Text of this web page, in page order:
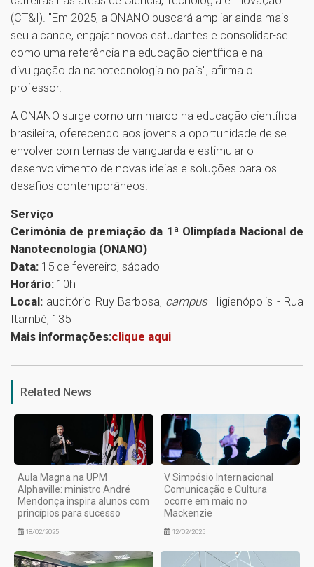
(CT&I). "Em 2025, a ONANO buscará ampliar ainda mais
seu alcance, engajar novos estudantes e consolidar-se
como uma referência na educação científica e na
divulgação da nanotecnologia no país", afirma o
professor.
A ONANO surge como um marco na educação científica
brasileira, oferecendo aos jovens a oportunidade de se
envolver com temas de vanguarda e estimular o
desenvolvimento de novas ideias e soluções para os
desafios contemporâneos.
Serviço
Cerimônia de premiação da 1ª Olimpíada Nacional de
Nanotecnologia (ONANO)
Data: 15 de fevereiro, sábado
Horário: 10h
Local: auditório Ruy Barbosa, campus Higienópolis - Rua
Itambé, 135
Mais informações:clique aqui
1
Related News
Aula Magna na UPM
Alphaville: ministro André
Mendonça inspira alunos com
princípios para sucesso
18/02/2025
V Simpósio Internacional
Comunicação e Cultura
ocorre em maio no
Mackenzie
12/02/2025